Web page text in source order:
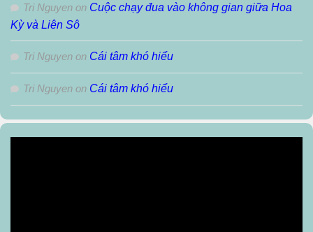
Tri Nguyen on Cuộc chạy đua vào không gian giữa Hoa
Kỳ và Liên Sô
Tri Nguyen on Cái tâm khó hiểu
Tri Nguyen on Cái tâm khó hiểu